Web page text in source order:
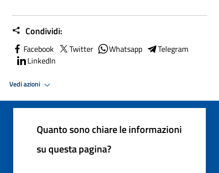
Condividi:
Facebook Twitter Whatsapp
Telegram
LinkedIn
Vedi azioni
Quanto sono chiare le informazioni
su questa pagina?